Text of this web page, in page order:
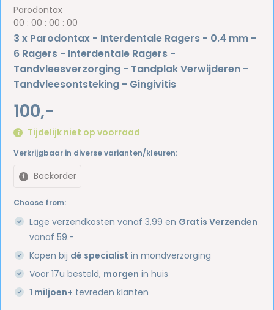
Parodontax
00 :00 :00 :00
3 x Parodontax - Interdentale Ragers - 0.4 mm -
6 Ragers - Interdentale Ragers -
Tandvleesverzorging - Tandplak Verwijderen -
Tandvleesontsteking - Gingivitis
100,-
Tijdelijk niet op voorraad
Verkrijgbaar in diverse varianten/kleuren:
Backorder
Choose from:
Lage verzendkosten vanaf 3,99 en Gratis Verzenden
vanaf 59.-
Kopen bij dé specialist in mondverzorging
Voor 17u besteld, morgen in huis
1 miljoen+ tevreden klanten